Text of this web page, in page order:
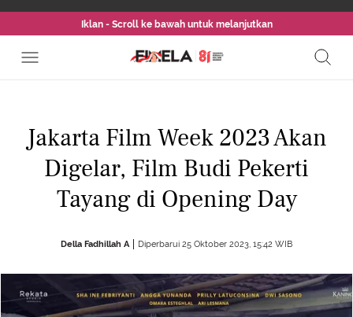
Iklan - Scroll ke bawah untuk melanjutkan
Jakarta Film Week 2023 Akan
Digelar, Film Budi Pekerti
Tayang di Opening Day
Della Fadhillah A Diperbarui 25 Oktober 2023, 15:42 WIB